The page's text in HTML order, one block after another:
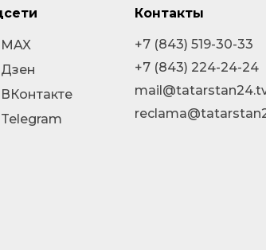
MAX
Дзен
ВКонтакте
Telegram
Контакты
+7 (843) 519-30-33
+7 (843) 224-24-24